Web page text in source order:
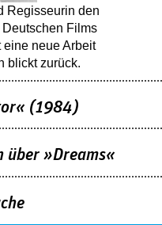
Regisseurin den
Films
eine neue Arbeit
blickt zurück.
(1984)
über »Dreams«